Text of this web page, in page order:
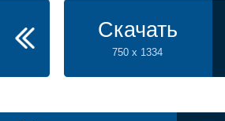
Скачать
750 x 1334